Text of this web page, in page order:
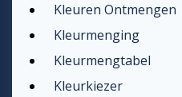
Kleuren Ontmengen
Kleurmenging
Kleurmengtabel
Kleurkiezer